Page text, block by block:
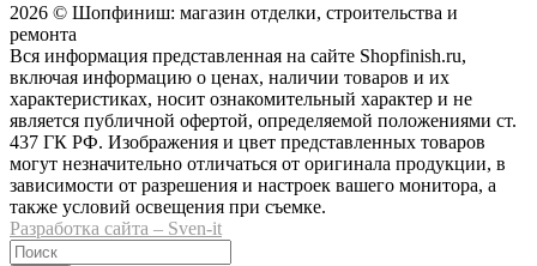
2026 © Шопфиниш: магазин отделки, строительства и
ремонта
Вся информация представленная на сайте Shopfinish.ru,
включая информацию о ценах, наличии товаров и их
характеристиках, носит ознакомительный характер и не
является публичной офертой, определяемой положениями ст.
437 ГК РФ. Изображения и цвет представленных товаров
могут незначительно отличаться от оригинала продукции, в
зависимости от разрешения и настроек вашего монитора, а
также условий освещения при съемке.
Разработка сайта – Sven-it